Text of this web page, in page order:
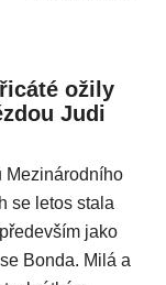
ožily
Judi
Mezinárodního
se letos stala
jako
Bonda. Milá a